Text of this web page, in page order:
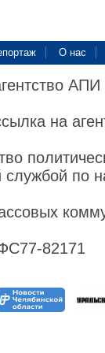
О нас
на
службой по
82171